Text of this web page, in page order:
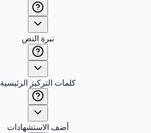
نبرة النص
كلمات التركيز الرئيسية
أضف الاستشهادات